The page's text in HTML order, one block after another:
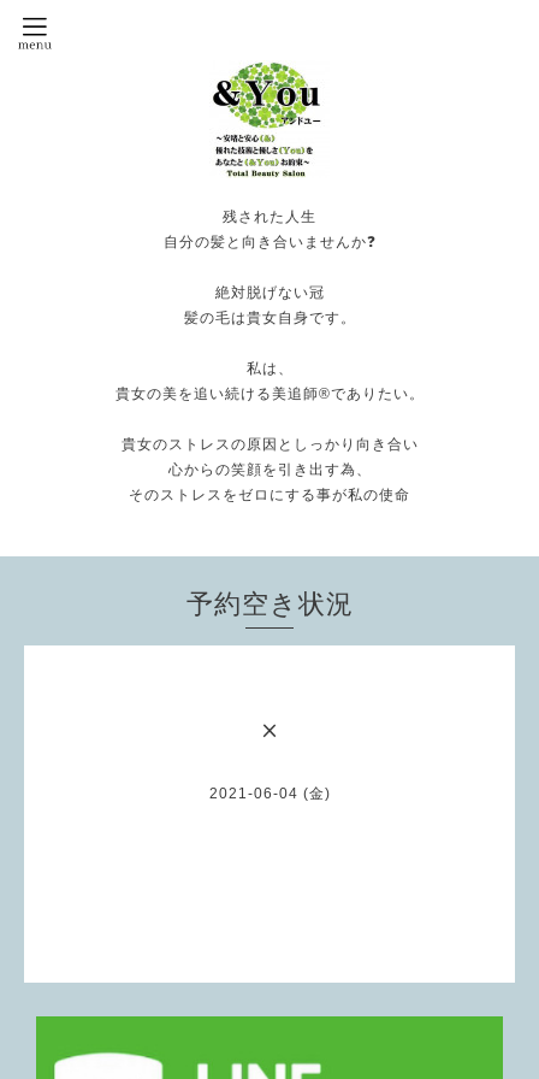
残された人生
自分の髪と向き合いませんか❓
絶対脱げない冠
髪の毛は貴女自身です。
私は、
貴女の美を追い続ける美追師®️でありたい。
貴女のストレスの原因としっかり向き合い
心からの笑顔を引き出す為、
そのストレスをゼロにする事が私の使命
予約空き状況
×
2021-06-04 (金)